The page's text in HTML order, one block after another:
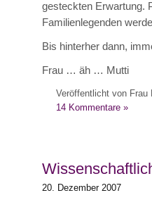
gesteckten Erwartung.
Familienlegenden
Bis hinterher dann,
Frau … äh … Mutti
Veröffentlicht von Frau
14 Kommentare »
20. Dezember 2007